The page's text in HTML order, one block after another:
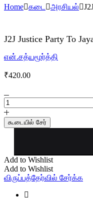
Home கடை அரசியல்
J2J Justice Party To
என்.சத்யமூர்த்தி
₹420.00
J2J
Justice
Party
To
After
(ஆங்கிலம்)
quantity
கூடையில் சேர்
Add to Wishlist
Add to Wishlist
விருப்பத்தேர்வில் சேர்க்க